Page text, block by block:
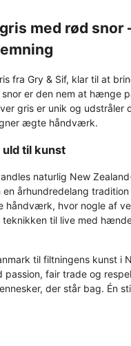
med rød snor
fra Gry & Sif, klar til at
snor er den nem at hænge
gris er unik og udstråler
ægte håndværk.
til kunst
naturlig New
århundredelang tradition
håndværk, hvor nogle af
til live med
til filtningens kunst i
passion, fair trade og
der står bag. Én